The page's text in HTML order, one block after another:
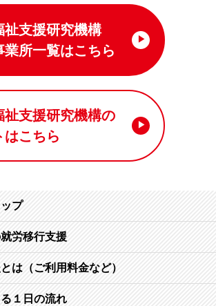
祉支援研究機構
業所一覧はこちら
祉支援研究機構の
はこちら
プ
労移行支援
は（ご利用料金など）
１日の流れ